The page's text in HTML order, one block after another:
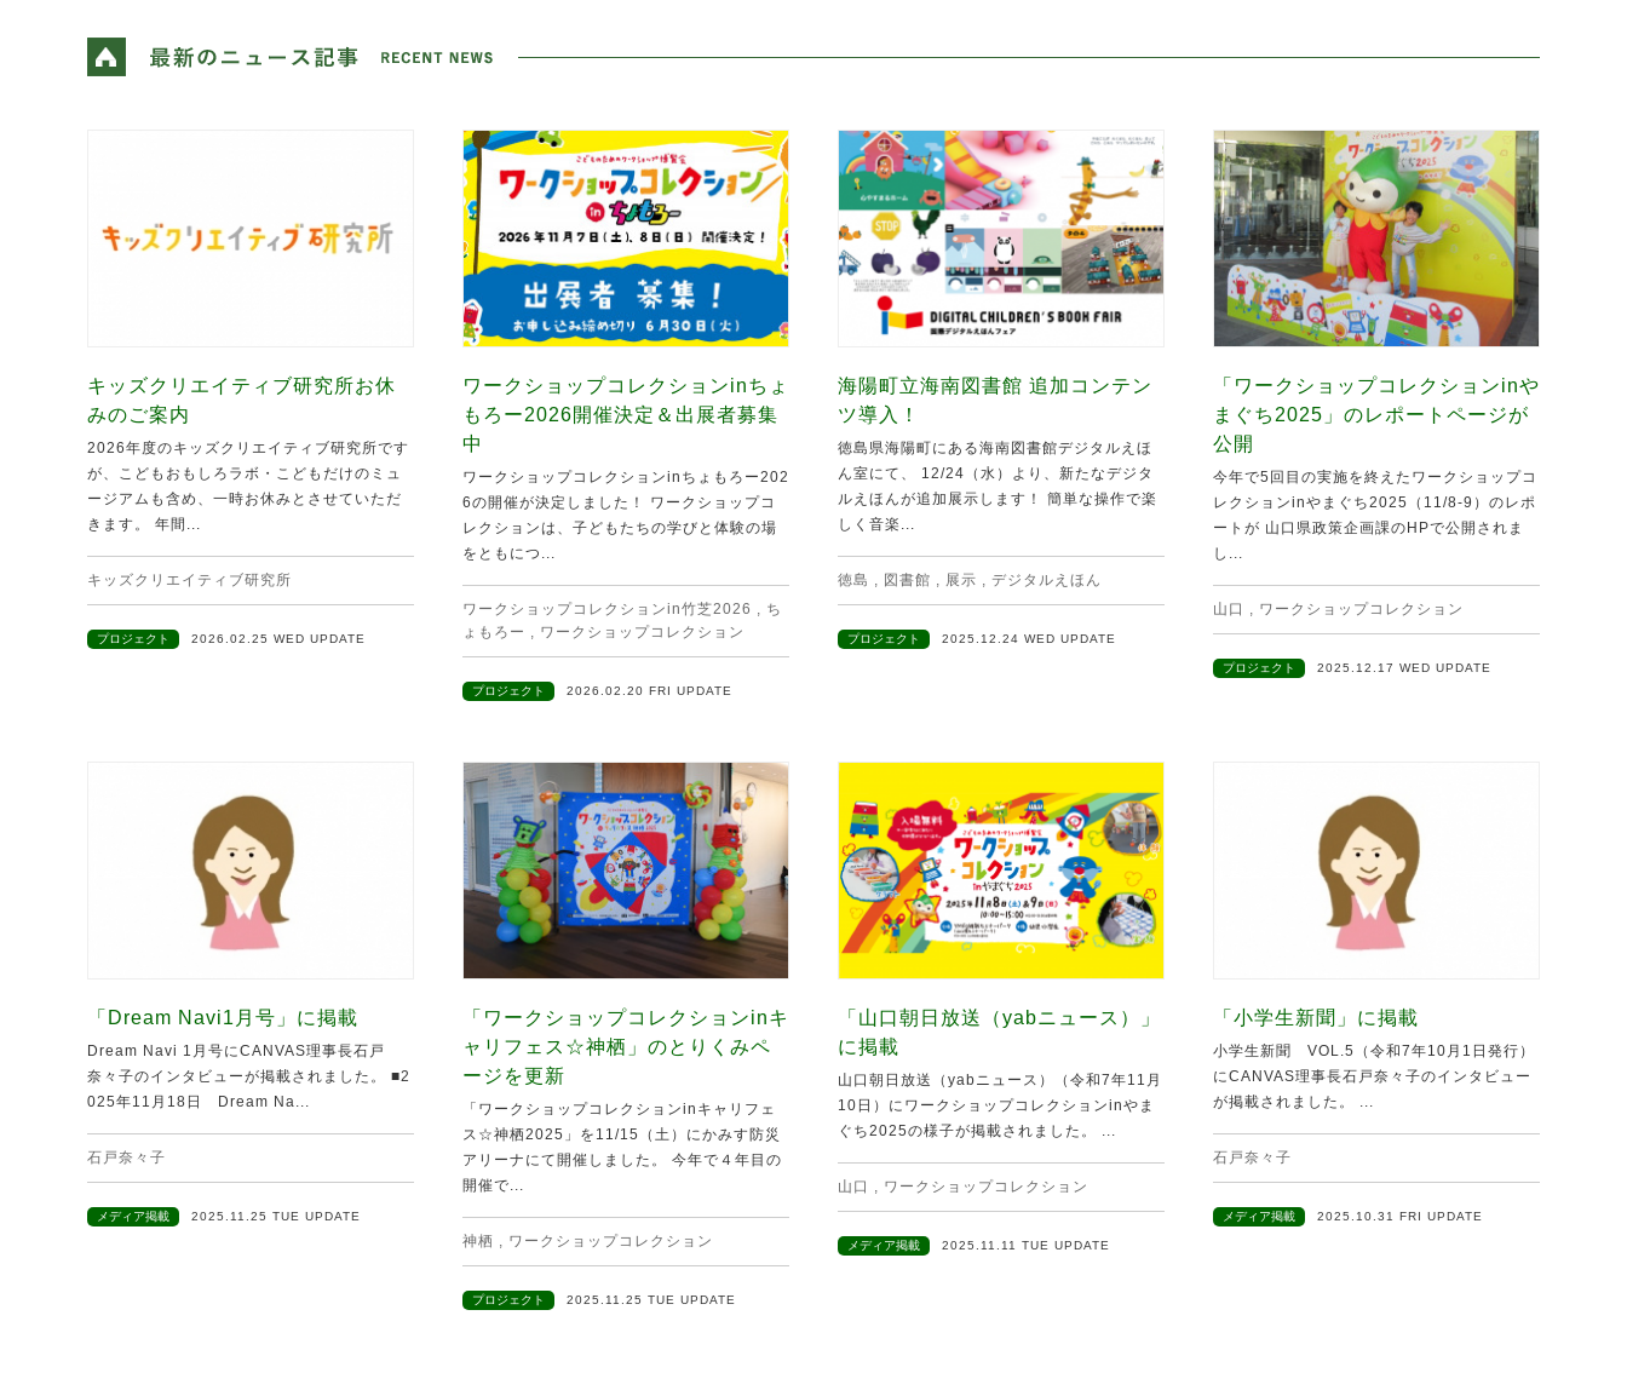
キッズクリエイティブ研究所お休
みのご案内
2026年度のキッズクリエイティブ研究所です
が、こどもおもしろラボ・こどもだけのミュ
ージアムも含め、一時お休みとさせていただ
きます。 年間...
キッズクリエイティブ研究所
プロジェクト 2026.02.25 WED UPDATE
ワークショップコレクションinちょ
もろー2026開催決定＆出展者募集
中
ワークショップコレクションinちょもろー202
6の開催が決定しました！ ワークショップコ
レクションは、子どもたちの学びと体験の場
をともにつ...
ワークショップコレクションin竹芝2026 , ち
ょもろー , ワークショップコレクション
プロジェクト 2026.02.20 FRI UPDATE
海陽町立海南図書館 追加コンテン
ツ導入！
徳島県海陽町にある海南図書館デジタルえほ
ん室にて、 12/24（水）より、新たなデジタ
ルえほんが追加展示します！ 簡単な操作で楽
しく音楽...
徳島 , 図書館 , 展示 , デジタルえほん
プロジェクト 2025.12.24 WED UPDATE
「ワークショップコレクションinや
まぐち2025」のレポートページが
公開
今年で5回目の実施を終えたワークショップコ
レクションinやまぐち2025（11/8-9）のレポ
ートが 山口県政策企画課のHPで公開されま
し...
山口 , ワークショップコレクション
プロジェクト 2025.12.17 WED UPDATE
「Dream Navi1月号」に掲載
Dream Navi 1月号にCANVAS理事長石戸
奈々子のインタビューが掲載されました。 ■2
025年11月18日 Dream Na...
石戸奈々子
メディア掲載 2025.11.25 TUE UPDATE
「ワークショップコレクションinキ
ャリフェス☆神栖」のとりくみペ
ージを更新
「ワークショップコレクションinキャリフェ
ス☆神栖2025」を11/15（土）にかみす防災
アリーナにて開催しました。 今年で４年目の
開催で...
神栖 , ワークショップコレクション
プロジェクト 2025.11.25 TUE UPDATE
「山口朝日放送（yabニュース）」
に掲載
山口朝日放送（yabニュース）（令和7年11月
10日）にワークショップコレクションinやま
ぐち2025の様子が掲載されました。 ...
山口 , ワークショップコレクション
メディア掲載 2025.11.11 TUE UPDATE
「小学生新聞」に掲載
小学生新聞 VOL.5（令和7年10月1日発行）
にCANVAS理事長石戸奈々子のインタビュー
が掲載されました。 ...
石戸奈々子
メディア掲載 2025.10.31 FRI UPDATE